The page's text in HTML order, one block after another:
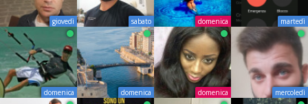
giovedì sabato domenica martedì
domenica domenica domenica mercoledì